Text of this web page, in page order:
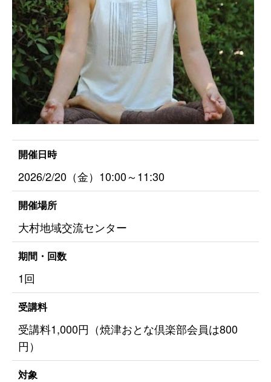
開催日時
2026/2/20（金）10:00～11:30
開催場所
大村地域交流センター
期間・回数
1回
受講料
受講料1,000円（焼津おとな倶楽部会員は800
円）
対象